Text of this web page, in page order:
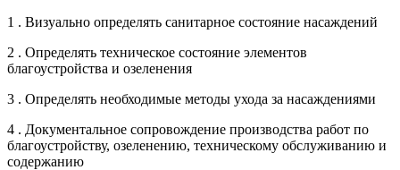
1 . Визуально определять санитарное состояние насаждений
2 . Определять техническое состояние элементов
благоустройства и озеленения
3 . Определять необходимые методы ухода за насаждениями
4 . Документальное сопровождение производства работ по
благоустройству, озеленению, техническому обслуживанию и
содержанию